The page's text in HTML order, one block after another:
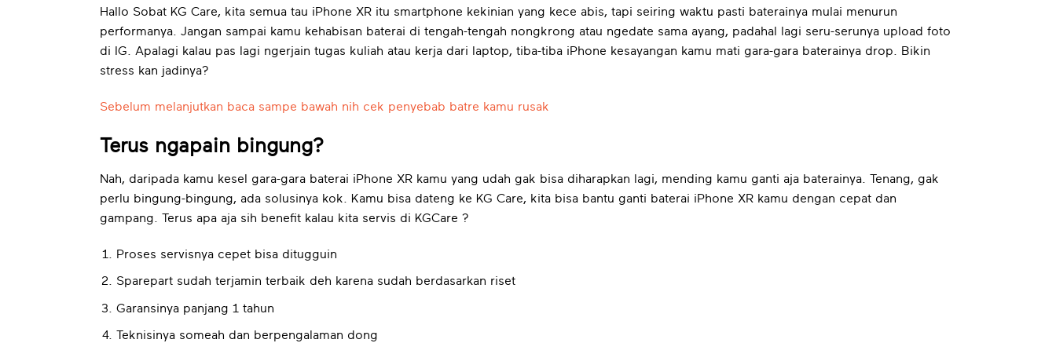
Hallo Sobat KG Care, kita semua tau iPhone XR itu smartphone kekinian yang kece abis, tapi seiring waktu pasti baterainya mulai menurun
performanya. Jangan sampai kamu kehabisan baterai di tengah-tengah nongkrong atau ngedate sama ayang, padahal lagi seru-serunya upload foto
di IG. Apalagi kalau pas lagi ngerjain tugas kuliah atau kerja dari laptop, tiba-tiba iPhone kesayangan kamu mati gara-gara baterainya drop. Bikin
stress kan jadinya?
Sebelum melanjutkan baca sampe bawah nih cek penyebab batre kamu rusak
Terus ngapain bingung?
Nah, daripada kamu kesel gara-gara baterai iPhone XR kamu yang udah gak bisa diharapkan lagi, mending kamu ganti aja baterainya. Tenang, gak
perlu bingung-bingung, ada solusinya kok. Kamu bisa dateng ke KG Care, kita bisa bantu ganti baterai iPhone XR kamu dengan cepat dan
gampang. Terus apa aja sih benefit kalau kita servis di KGCare ?
Proses servisnya cepet bisa ditugguin
Sparepart sudah terjamin terbaik deh karena sudah berdasarkan riset
Garansinya panjang 1 tahun
Teknisinya someah dan berpengalaman dong